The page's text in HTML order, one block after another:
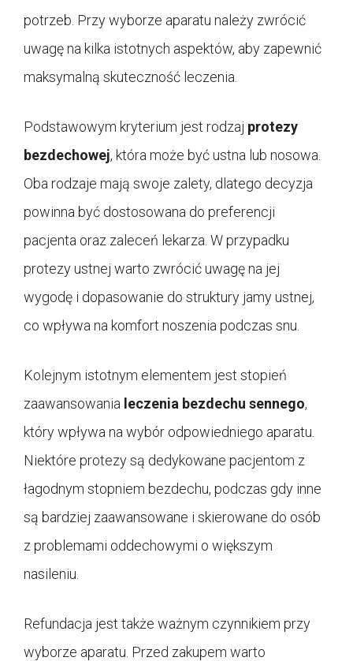
potrzeb. Przy wyborze aparatu należy zwrócić
uwagę na kilka istotnych aspektów, aby zapewnić
maksymalną skuteczność leczenia.
Podstawowym kryterium jest rodzaj protezy
bezdechowej, która może być ustna lub nosowa.
Oba rodzaje mają swoje zalety, dlatego decyzja
powinna być dostosowana do preferencji
pacjenta oraz zaleceń lekarza. W przypadku
protezy ustnej warto zwrócić uwagę na jej
wygodę i dopasowanie do struktury jamy ustnej,
co wpływa na komfort noszenia podczas snu.
Kolejnym istotnym elementem jest stopień
zaawansowania leczenia bezdechu sennego,
który wpływa na wybór odpowiedniego aparatu.
Niektóre protezy są dedykowane pacjentom z
łagodnym stopniem bezdechu, podczas gdy inne
są bardziej zaawansowane i skierowane do osób
z problemami oddechowymi o większym
nasileniu.
Refundacja jest także ważnym czynnikiem przy
wyborze aparatu. Przed zakupem warto